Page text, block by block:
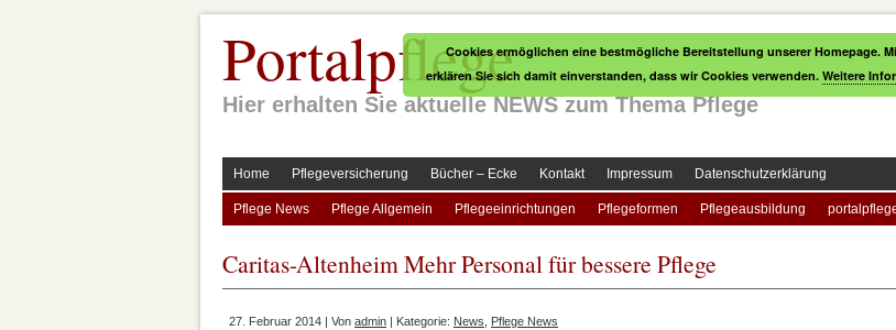
Portalpflege
Hier erhalten Sie aktuelle NEWS zum Thema Pflege
Home Pflegeversicherung Bücher – Ecke Kontakt Impressum Datenschutzerklärung
Pflege News Pflege Allgemein Pflegeeinrichtungen Pflegeformen Pflegeausbildung
Caritas-Altenheim Mehr Personal für bessere Pflege
27. Februar 2014 | Von admin | Kategorie: News Pflege News
Cookies ermöglichen eine bestmögliche Bereitstellung unserer Homepage.
erklären Sie sich damit einverstanden, dass wir Cookies verwenden. Weitere